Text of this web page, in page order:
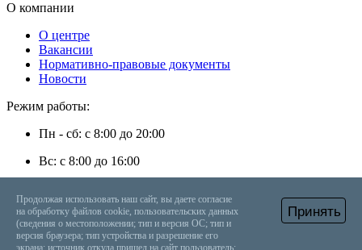
О компании
О центре
Вакансии
Нормативно-правовые документы
Новости
Режим работы:
Пн - сб: с 8:00 до 20:00
Вс: с 8:00 до 16:00
+7 (8453) 56-48-08 Онлайн запись Вызвать врача на дом
(C) 2016-2025 “ООО «Лечебно-диагностический центр
Принять
Продолжая использовать наш сайт, вы даете согласие
на обработку файлов cookie, пользовательских данных
(сведения о местоположении; тип и версия ОС; тип и
версия браузера; тип устройства и разрешение его
экрана; источник откуда пришел на сайт пользователь;